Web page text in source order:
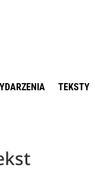
TEKSTY